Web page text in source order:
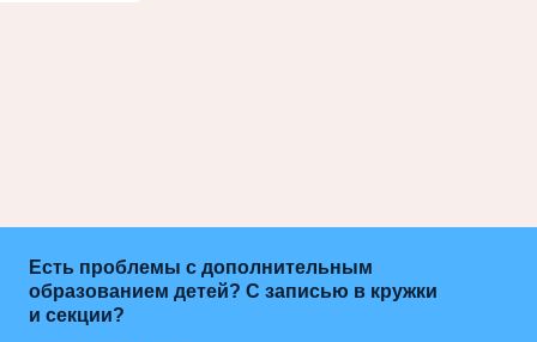
Есть проблемы с дополнительным
образованием детей? С записью в кружки
и секции?